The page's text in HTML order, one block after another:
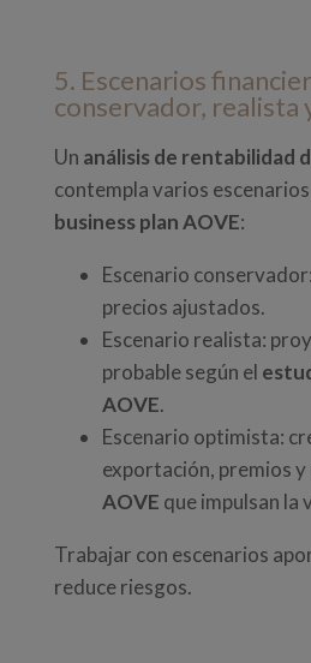
5. Escenarios
conservador, realista
Un análisis de rentabilidad
contempla varios
business plan AOVE:
Escenario
precios ajustados.
Escenario realista:
probable según el
AOVE.
Escenario optimista:
exportación, premios y
AOVE que impulsan la
Trabajar con escenarios
reduce riesgos.